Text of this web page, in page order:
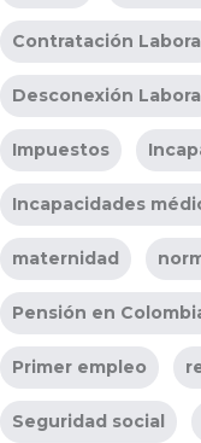
Contratación
Desconexión
Impuestos
Incapacidades
maternidad
Pensión en
Primer empleo
Seguridad social